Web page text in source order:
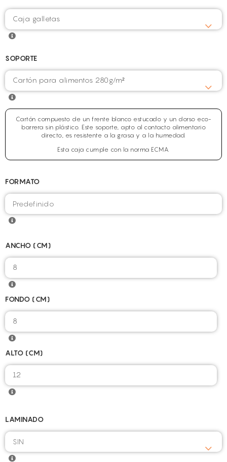
Caja galletas
SOPORTE
Cartón para alimentos 280g/m²
Cartón compuesto de un frente blanco estucado y un dorso eco-
barrera sin plástico. Este soporte, apto al contacto alimentario
directo, es resistente a la grasa y a la humedad.
Esta caja cumple con la norma ECMA.
FORMATO
ANCHO (CM)
8
FONDO (CM)
8
ALTO (CM)
12
LAMINADO